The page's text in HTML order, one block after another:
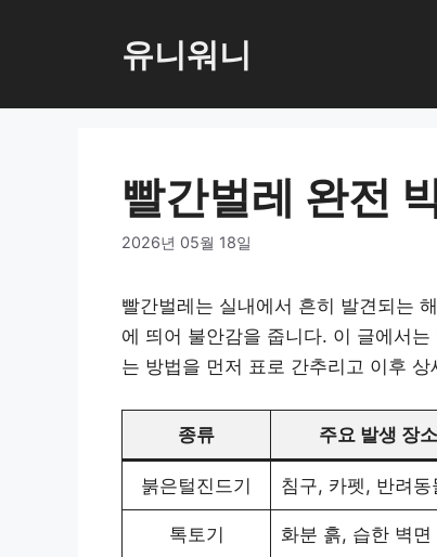
로
유니워니
빨간벌레 완전
2026년 05월 18일
빨간벌레는 실내에서 흔히 발견되는
에 띄어 불안감을 줍니다. 이 글에서
는 방법을 먼저 표로 간추리고 이후
종류 주요 발생 장소
붉은털진드기 침구, 카펫, 반려동
톡토기 화분 흙, 습한 벽면